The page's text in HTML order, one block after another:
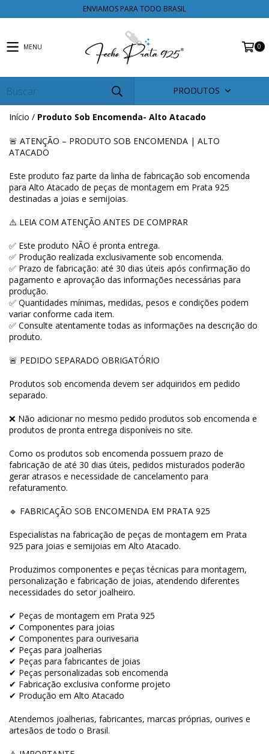
ENVIAMOS PARA TODO BRASIL
MENU 0
PRODUTOS
Início / Produto Sob Encomenda- Alto Atacado
🚨 ATENÇÃO – PRODUTO SOB ENCOMENDA | ALTO
ATACADO
Este produto faz parte da linha de fabricação sob encomenda
para Alto Atacado de peças de montagem em Prata 925
destinadas a joias e semijoias.
⚠️ LEIA COM ATENÇÃO ANTES DE COMPRAR
✅ Este produto NÃO é pronta entrega.
✅ Produção realizada exclusivamente sob encomenda.
✅ Prazo de fabricação: até 30 dias úteis após confirmação do
pagamento e aprovação das informações necessárias para
produção.
✅ Quantidades mínimas, medidas, pesos e condições podem
variar conforme cada item.
✅ Consulte atentamente todas as informações na descrição do
produto.
🚨 PEDIDO SEPARADO OBRIGATÓRIO
Produtos sob encomenda devem ser adquiridos em pedido
separado.
❌ Não adicionar no mesmo pedido produtos sob encomenda e
produtos de pronta entrega disponíveis no site.
Como os produtos sob encomenda possuem prazo de
fabricação de até 30 dias úteis, pedidos misturados poderão
gerar atrasos e necessidade de cancelamento para
refaturamento.
🔹 FABRICAÇÃO SOB ENCOMENDA EM PRATA 925
Especialistas na fabricação de peças de montagem em Prata
925 para joias e semijoias em Alto Atacado.
Produzimos componentes e peças técnicas para montagem,
personalização e fabricação de joias, atendendo diferentes
necessidades do setor joalheiro.
✔ Peças de montagem em Prata 925
✔ Componentes para joias
✔ Componentes para ourivesaria
✔ Peças para joalherias
✔ Peças para fabricantes de joias
✔ Peças personalizadas sob encomenda
✔ Fabricação exclusiva conforme projeto
✔ Produção em Alto Atacado
Atendemos joalherias, fabricantes, marcas próprias, ourives e
artesãos de todo o Brasil.